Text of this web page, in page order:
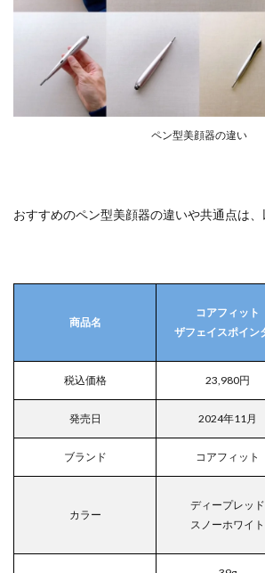
ペン型美顔器の違い
おすすめのペン型美顔器の違いや共通点は、
商品名
コアフィット
ザフェイスポイン
税込価格 23,980円
発売日 2024年11月
ブランド コアフィット
カラー
ディープレッド
スノーホワイト